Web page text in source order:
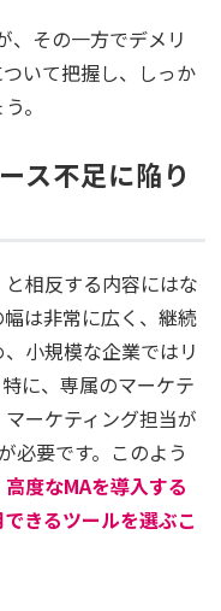
、その一方でデメリ
いて把握し、しっか
。
ス不足に陥り
相反する内容にはな
は非常に広く、継続
小規模な企業ではリ
に、専属のマーケテ
ーケティング担当が
必要です。このよう
度なMAを導入する
きるツールを選ぶこ